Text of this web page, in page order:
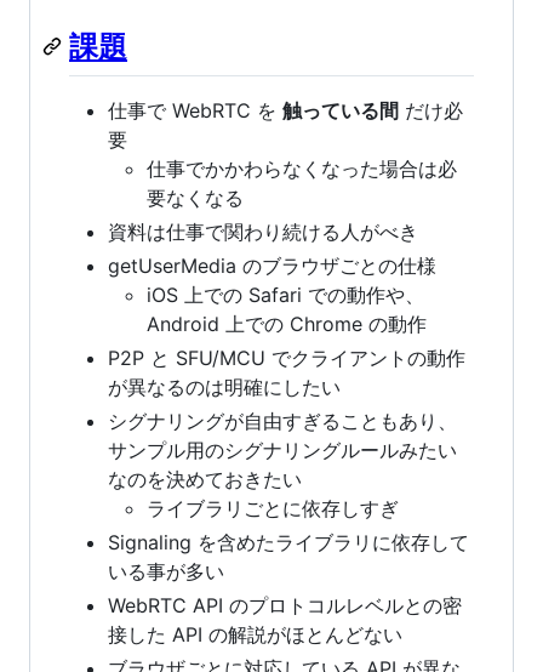
課題
仕事で WebRTC を 触っている間 だけ必
要
仕事でかかわらなくなった場合は必
要なくなる
資料は仕事で関わり続ける人がべき
getUserMedia のブラウザごとの仕様
iOS 上での Safari での動作や、
Android 上での Chrome の動作
P2P と SFU/MCU でクライアントの動作
が異なるのは明確にしたい
シグナリングが自由すぎることもあり、
サンプル用のシグナリングルールみたい
なのを決めておきたい
ライブラリごとに依存しすぎ
Signaling を含めたライブラリに依存して
いる事が多い
WebRTC API のプロトコルレベルとの密
接した API の解説がほとんどない